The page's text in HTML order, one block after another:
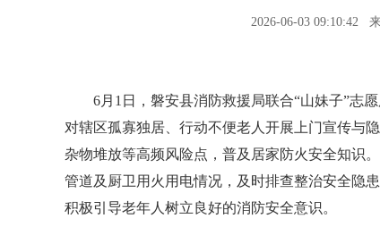
2026-06-03 09:10:42
6月1日，磐安县消防救援局联合“山妹子”志愿
对辖区孤寡独居、行动不便老人开展上门宣传与
杂物堆放等高频风险点，普及居家防火安全知识
管道及厨卫用火用电情况，及时排查整治安全隐
积极引导老年人树立良好的消防安全意识。